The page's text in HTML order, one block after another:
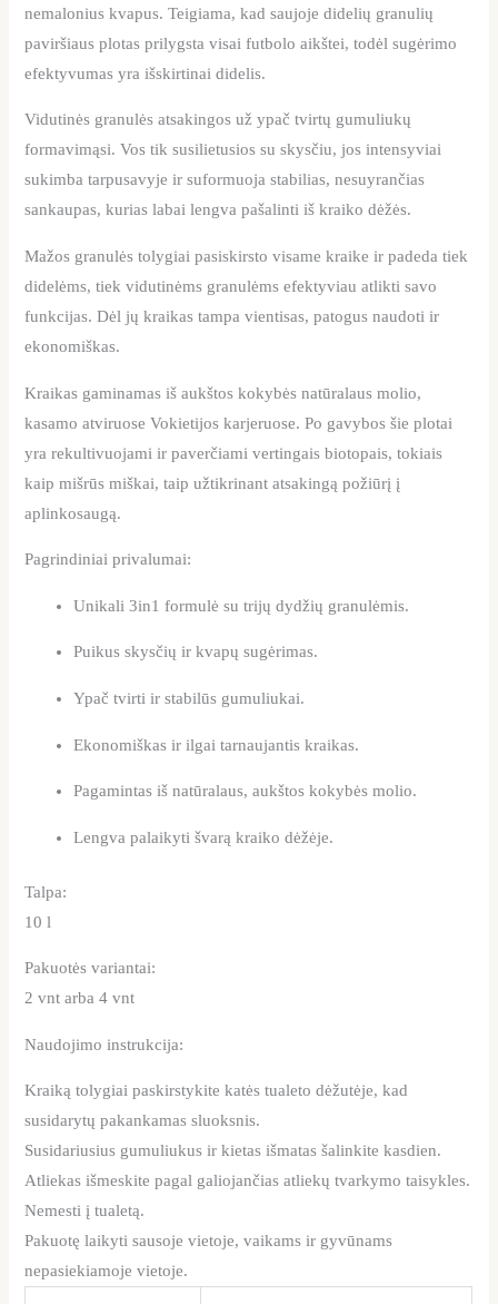
nemalonius kvapus. Teigiama, kad saujoje didelių granulių
paviršiaus plotas prilygsta visai futbolo aikštei, todėl sugėrimo
efektyvumas yra išskirtinai didelis.
Vidutinės granulės atsakingos už ypač tvirtų gumuliukų
formavimąsi. Vos tik susilietusios su skysčiu, jos intensyviai
sukimba tarpusavyje ir suformuoja stabilias, nesuyrančias
sankaupas, kurias labai lengva pašalinti iš kraiko dėžės.
Mažos granulės tolygiai pasiskirsto visame kraike ir padeda tiek
didelėms, tiek vidutinėms granulėms efektyviau atlikti savo
funkcijas. Dėl jų kraikas tampa vientisas, patogus naudoti ir
ekonomiškas.
Kraikas gaminamas iš aukštos kokybės natūralaus molio,
kasamo atviruose Vokietijos karjeruose. Po gavybos šie plotai
yra rekultivuojami ir paverčiami vertingais biotopais, tokiais
kaip mišrūs miškai, taip užtikrinant atsakingą požiūrį į
aplinkosaugą.
Pagrindiniai privalumai:
Unikali 3in1 formulė su trijų dydžių granulėmis.
Puikus skysčių ir kvapų sugėrimas.
Ypač tvirti ir stabilūs gumuliukai.
Ekonomiškas ir ilgai tarnaujantis kraikas.
Pagamintas iš natūralaus, aukštos kokybės molio.
Lengva palaikyti švarą kraiko dėžėje.
Talpa:
10 l
Pakuotės variantai:
2 vnt arba 4 vnt
Naudojimo instrukcija:
Kraiką tolygiai paskirstykite katės tualeto dėžutėje, kad
susidarytų pakankamas sluoksnis.
Susidariusius gumuliukus ir kietas išmatas šalinkite kasdien.
Atliekas išmeskite pagal galiojančias atliekų tvarkymo taisykles.
Nemesti į tualetą.
Pakuotę laikyti sausoje vietoje, vaikams ir gyvūnams
nepasiekiamoje vietoje.